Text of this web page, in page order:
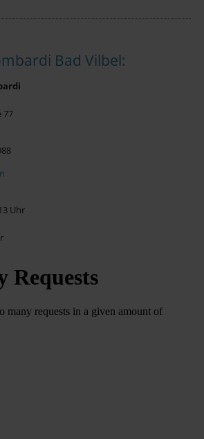
Bad Vilbel:
77
Uhr